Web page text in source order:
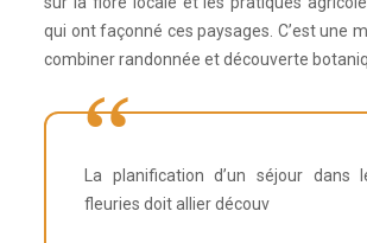
qui ont façonné ces paysages. C’est une
combiner randonnée et découverte
La planification d’un séjour dans
fleuries doit allier découv